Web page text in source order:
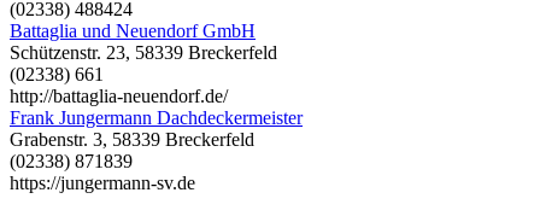
(02338) 488424
Battaglia und Neuendorf GmbH
Schützenstr. 23, 58339 Breckerfeld
(02338) 661
http://battaglia-neuendorf.de/
Frank Jungermann Dachdeckermeister
Grabenstr. 3, 58339 Breckerfeld
(02338) 871839
https://jungermann-sv.de